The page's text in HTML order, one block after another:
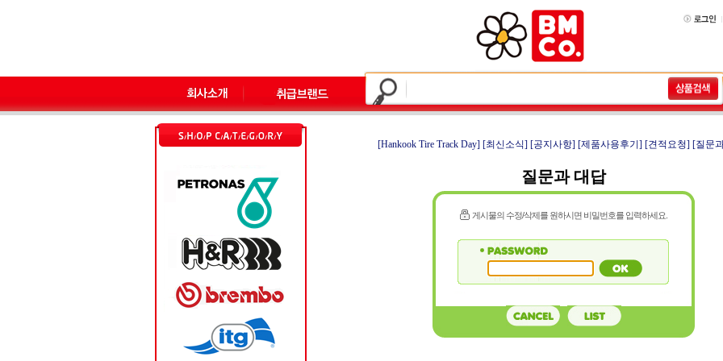
[Hankook Tire Track Day] [최신소식] [공지사항] [제품사용후기] [견적요청] [질문
질문과 대답
게시물의 수정/삭제를 원하시면 비밀번호를 입력하세요.